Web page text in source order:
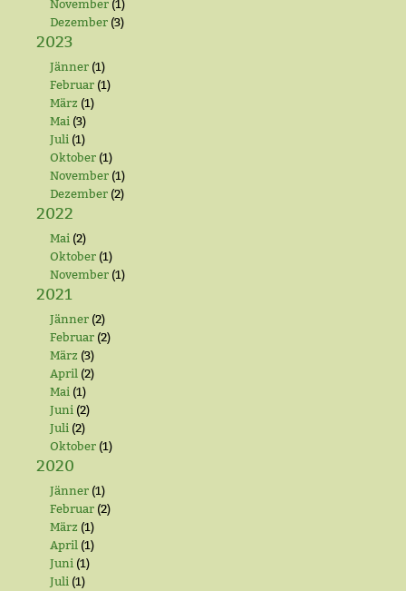
November (1)
Dezember (3)
2023
Jänner (1)
Februar (1)
März (1)
Mai (3)
Juli (1)
Oktober (1)
November (1)
Dezember (2)
2022
Mai (2)
Oktober (1)
November (1)
2021
Jänner (2)
Februar (2)
März (3)
April (2)
Mai (1)
Juni (2)
Juli (2)
Oktober (1)
2020
Jänner (1)
Februar (2)
März (1)
April (1)
Juni (1)
Juli (1)